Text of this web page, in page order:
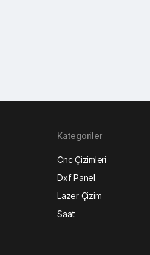
Kategoriler
Cnc Çizimleri
Dxf Panel
Lazer Çizim
Saat